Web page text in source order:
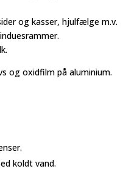
og kasser, hjulfælge m.v.
og oxidfilm på aluminium.
koldt vand.